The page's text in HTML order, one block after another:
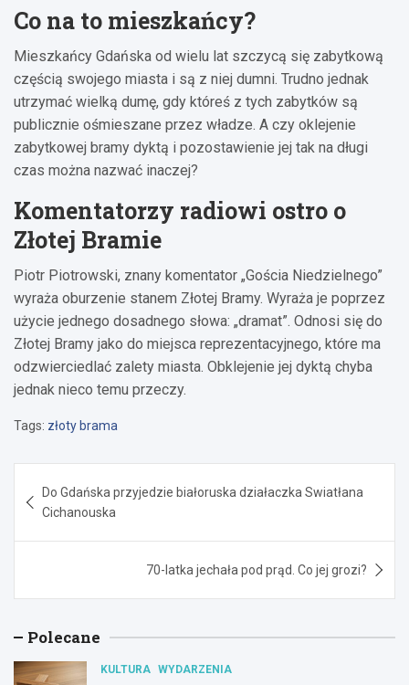
Co na to mieszkańcy?
Mieszkańcy Gdańska od wielu lat szczycą się zabytkową
częścią swojego miasta i są z niej dumni. Trudno jednak
utrzymać wielką dumę, gdy któreś z tych zabytków są
publicznie ośmieszane przez władze. A czy oklejenie
zabytkowej bramy dyktą i pozostawienie jej tak na długi
czas można nazwać inaczej?
Komentatorzy radiowi ostro o
Złotej Bramie
Piotr Piotrowski, znany komentator „Gościa Niedzielnego”
wyraża oburzenie stanem Złotej Bramy. Wyraża je poprzez
użycie jednego dosadnego słowa: „dramat”. Odnosi się do
Złotej Bramy jako do miejsca reprezentacyjnego, które ma
odzwierciedlać zalety miasta. Obklejenie jej dyktą chyba
jednak nieco temu przeczy.
Tags: złoty brama
wpisu
Do Gdańska przyjedzie białoruska działaczka Swiatłana
Cichanouska
70-latka jechała pod prąd. Co jej grozi?
Polecane
KULTURA WYDARZENIA